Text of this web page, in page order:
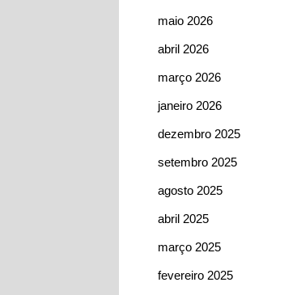
maio 2026
abril 2026
março 2026
janeiro 2026
dezembro 2025
setembro 2025
agosto 2025
abril 2025
março 2025
fevereiro 2025